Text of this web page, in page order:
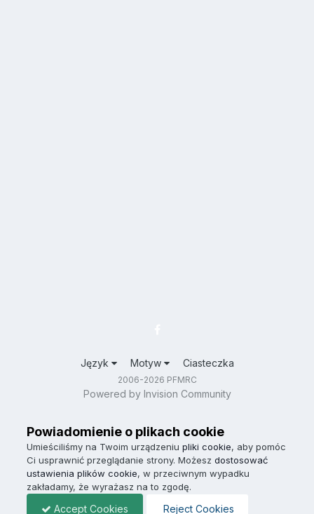
Język Motyw Ciasteczka
2006-2026 PFMRC
Powered by Invision Community
Powiadomienie o plikach cookie
Umieściliśmy na Twoim urządzeniu pliki cookie, aby pomóc
Ci usprawnić przeglądanie strony. Możesz dostosować
ustawienia plików cookie, w przeciwnym wypadku
zakładamy, że wyrażasz na to zgodę.
Accept Cookies Reject Cookies